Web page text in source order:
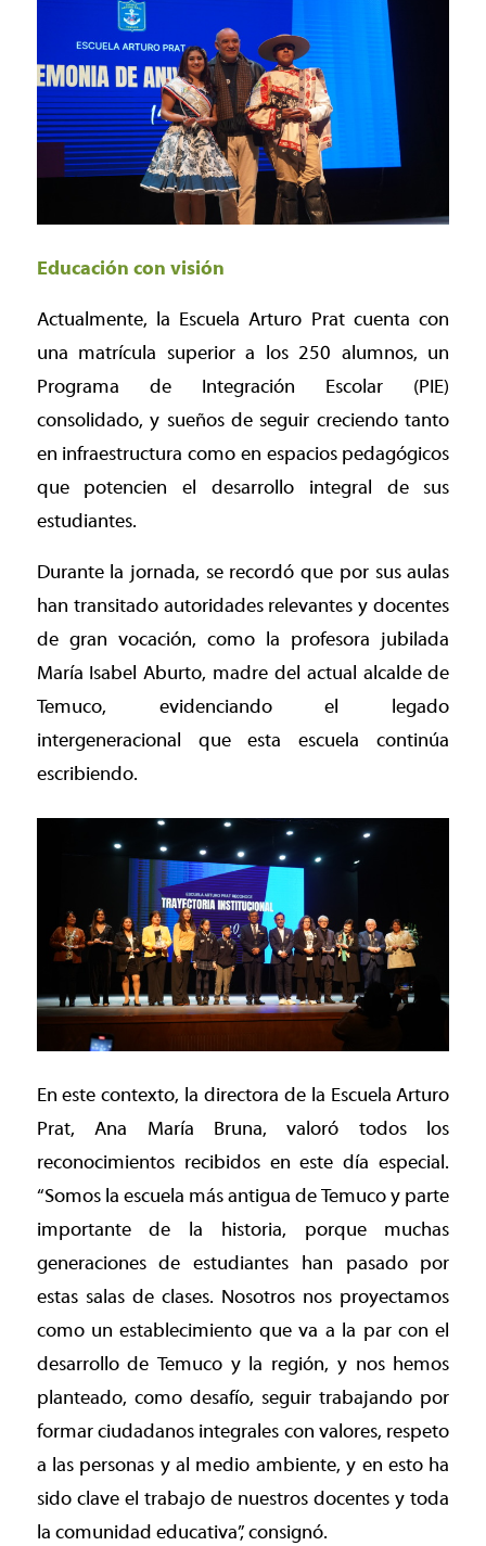
Educación con visión
Actualmente, la Escuela Arturo Prat cuenta con
una matrícula superior a los 250 alumnos, un
Programa de Integración Escolar (PIE)
consolidado, y sueños de seguir creciendo tanto
en infraestructura como en espacios pedagógicos
que potencien el desarrollo integral de sus
estudiantes.
Durante la jornada, se recordó que por sus aulas
han transitado autoridades relevantes y docentes
de gran vocación, como la profesora jubilada
María Isabel Aburto, madre del actual alcalde de
Temuco, evidenciando el legado
intergeneracional que esta escuela continúa
escribiendo.
En este contexto, la directora de la Escuela Arturo
Prat, Ana María Bruna, valoró todos los
reconocimientos recibidos en este día especial.
“Somos la escuela más antigua de Temuco y parte
importante de la historia, porque muchas
generaciones de estudiantes han pasado por
estas salas de clases. Nosotros nos proyectamos
como un establecimiento que va a la par con el
desarrollo de Temuco y la región, y nos hemos
planteado, como desafío, seguir trabajando por
formar ciudadanos integrales con valores, respeto
a las personas y al medio ambiente, y en esto ha
sido clave el trabajo de nuestros docentes y toda
la comunidad educativa”, consignó.